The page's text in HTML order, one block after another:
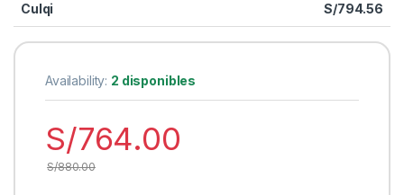
Culqi S/794.56
Availability: 2 disponibles
S/764.00
S/880.00